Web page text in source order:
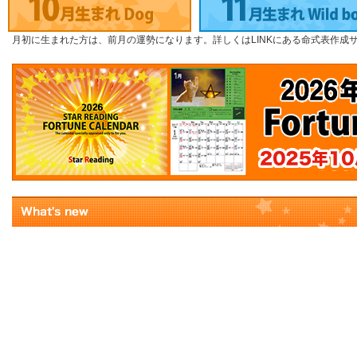
月初に生まれた方は、前月の運勢になります。詳しくはLINKにある命式表作成